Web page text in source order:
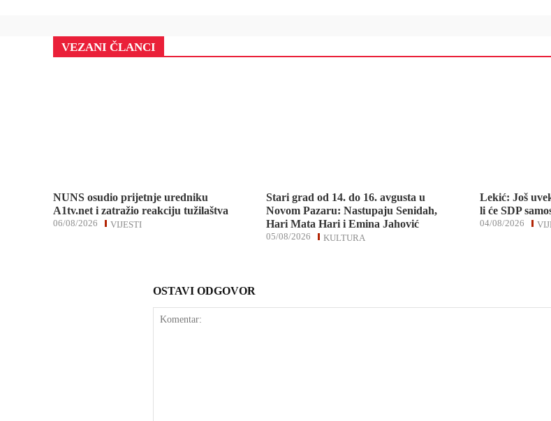
VEZANI ČLANCI
NUNS osudio prijetnje uredniku
A1tv.net i zatražio reakciju tužilaštva
VIJESTI
06/08/2026
Stari grad od 14. do 16. avgusta u
Novom Pazaru: Nastupaju Senidah,
Hari Mata Hari i Emina Jahović
KULTURA
05/08/2026
Lekić: Još
li će SDP
04/08/2026
OSTAVI ODGOVOR